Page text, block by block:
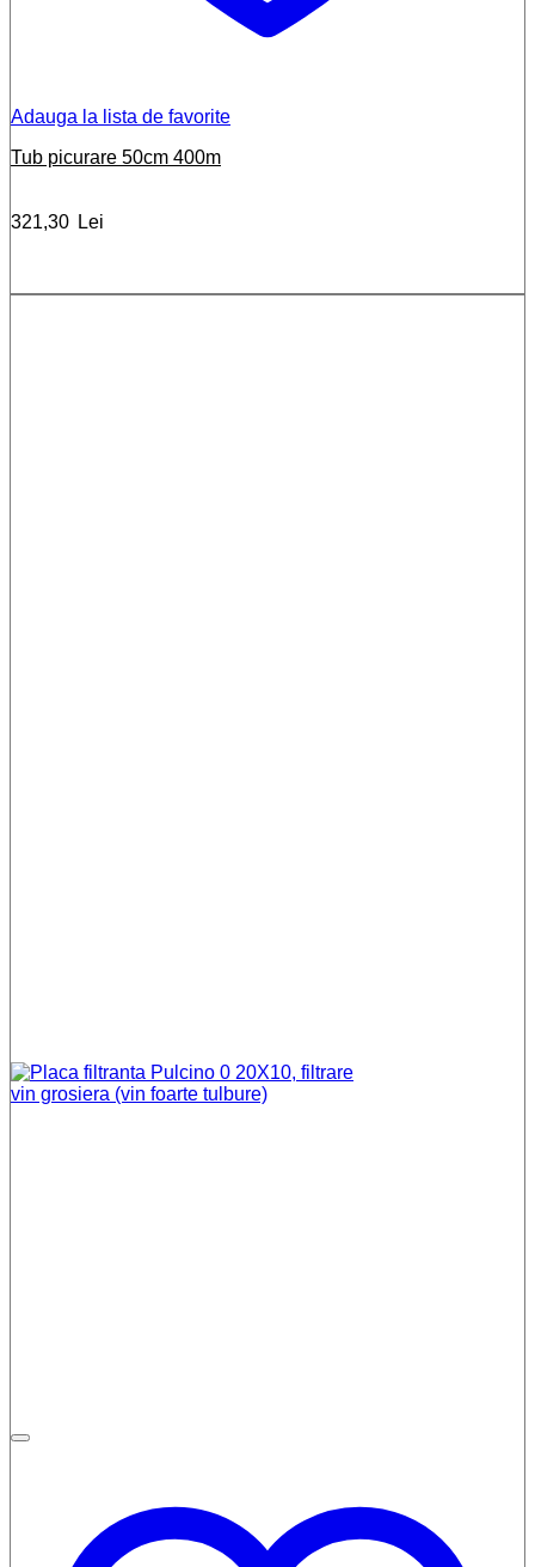
Adauga la lista de favorite
Tub picurare 50cm 400m
321,30 Lei